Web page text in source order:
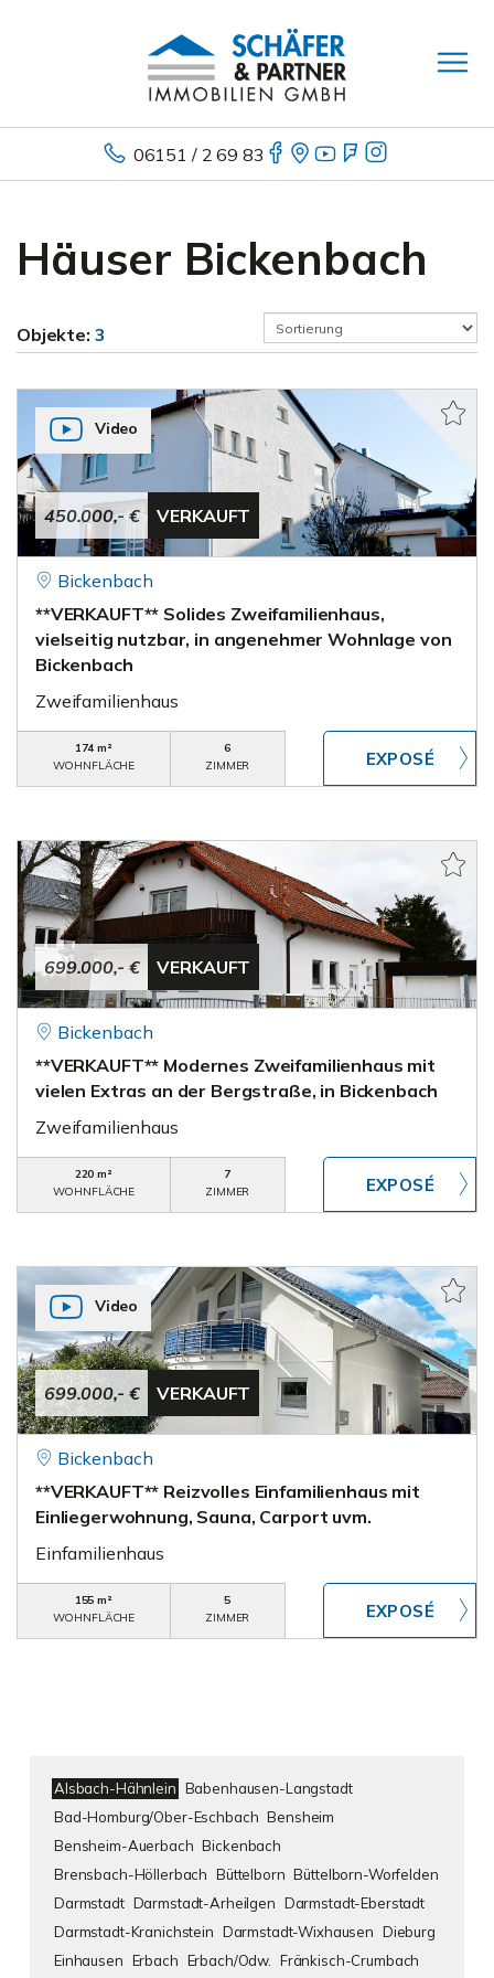
06151 / 2 69 83
Häuser Bickenbach
Objekte: 3
450.000,- € VERKAUFT
Video
Bickenbach
**VERKAUFT** Solides Zweifamilienhaus,
vielseitig nutzbar, in angenehmer Wohnlage von
Bickenbach
Zweifamilienhaus
174 m²
WOHNFLÄCHE
6
ZIMMER
699.000,- € VERKAUFT
Bickenbach
**VERKAUFT** Modernes Zweifamilienhaus mit
vielen Extras an der Bergstraße, in Bickenbach
Zweifamilienhaus
220 m²
WOHNFLÄCHE
7
ZIMMER
699.000,- € VERKAUFT
Video
Bickenbach
**VERKAUFT** Reizvolles Einfamilienhaus mit
Einliegerwohnung, Sauna, Carport uvm.
Einfamilienhaus
155 m²
WOHNFLÄCHE
5
ZIMMER
Alsbach-Hähnlein Babenhausen-Langstadt
Bad-Homburg/Ober-Eschbach Bensheim
Bensheim-Auerbach Bickenbach
Brensbach-Höllerbach Büttelborn Büttelborn-Worfelden
Darmstadt Darmstadt-Arheilgen Darmstadt-Eberstadt
Darmstadt-Kranichstein Darmstadt-Wixhausen Dieburg
Einhausen Erbach Erbach/Odw. Fränkisch-Crumbach